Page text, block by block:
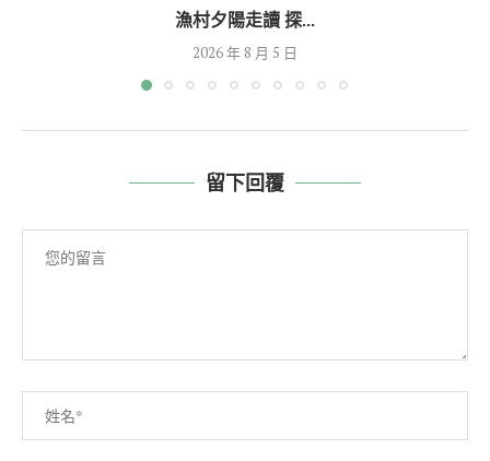
漁村夕陽走讀 探...
2026 年 8 月 5 日
留下回覆